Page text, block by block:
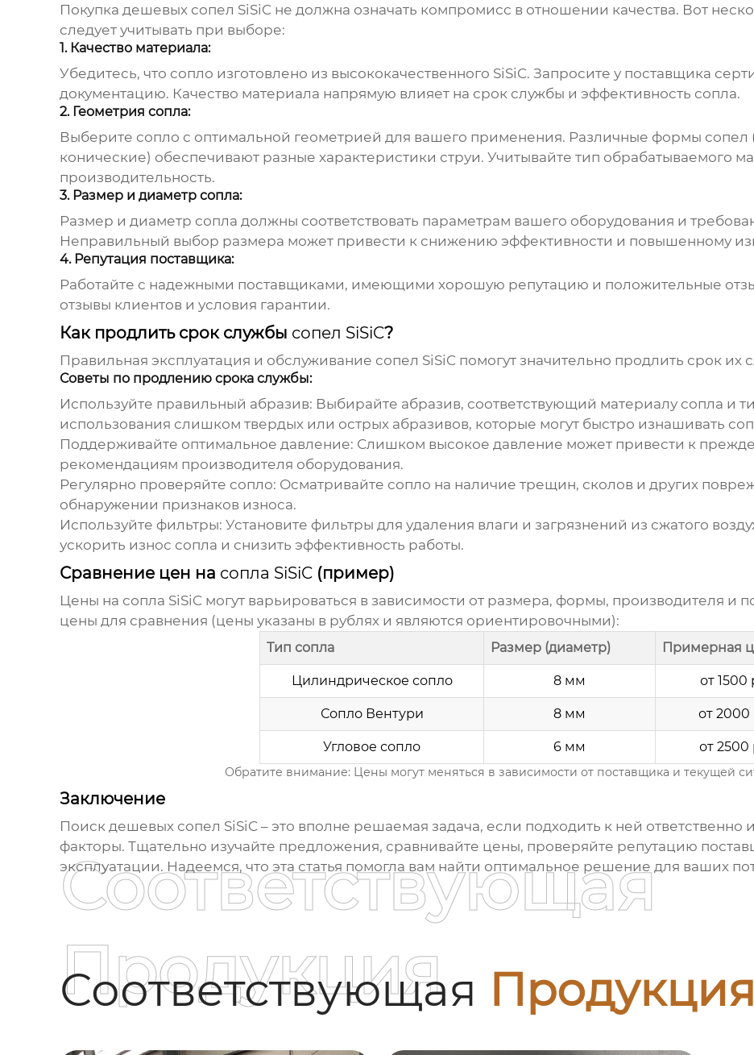
Покупка дешевых сопел SiSiCне должна означать компромисс в отношении качества. Вот
следует учитывать при выборе:
1. Качество материала:
Убедитесь, что сопло изготовлено из высококачественного SiSiC. Запросите у поставщика
документацию. Качество материала напрямую влияет на срок службы и эффективность сопла.
2. Геометрия сопла:
Выберите сопло с оптимальной геометрией для вашего применения. Различные формы
конические) обеспечивают разные характеристики струи. Учитывайте тип обрабатываемого
производительность.
3. Размер и диаметр сопла:
Размер и диаметр сопла должны соответствовать параметрам вашего оборудования и
Неправильный выбор размера может привести к снижению эффективности и повышенному
4. Репутация поставщика:
Работайте с надежными поставщиками, имеющими хорошую репутацию и положительные
отзывы клиентов и условия гарантии.
Как продлить срок службы сопел SiSiC?
Правильная эксплуатация и обслуживание сопел SiSiCпомогут значительно продлить срок их
Советы по продлению срока службы:
Используйте правильный абразив: Выбирайте абразив, соответствующий материалу сопла и
использования слишком твердых или острых абразивов, которые могут быстро изнашивать
Поддерживайте оптимальное давление: Слишком высокое давление может привести к
рекомендациям производителя оборудования.
Регулярно проверяйте сопло: Осматривайте сопло на наличие трещин, сколов и других
обнаружении признаков износа.
Используйте фильтры: Установите фильтры для удаления влаги и загрязнений из сжатого
ускорить износ сопла и снизить эффективность работы.
Сравнение цен на сопла SiSiC(пример)
Цены на сопла SiSiCмогут варьироваться в зависимости от размера, формы, производителя
цены для сравнения (цены указаны в рублях и являются ориентировочными):
Тип сопла Размер (диаметр) Примерная
Цилиндрическое сопло 8 мм от 1500
Сопло Вентури 8 мм от 2000
Угловое сопло 6 мм от 2500
Обратите внимание: Цены могут меняться в зависимости от поставщика и текущей
Заключение
Поиск дешевых сопел SiSiC– это вполне решаемая задача, если подходить к ней
факторы. Тщательно изучайте предложения, сравнивайте цены, проверяйте репутацию
эксплуатации. Надеемся, что эта статья помогла вам найти оптимальное решение для ваших
Соответствующая Продукция
Соответствующая
Продукция